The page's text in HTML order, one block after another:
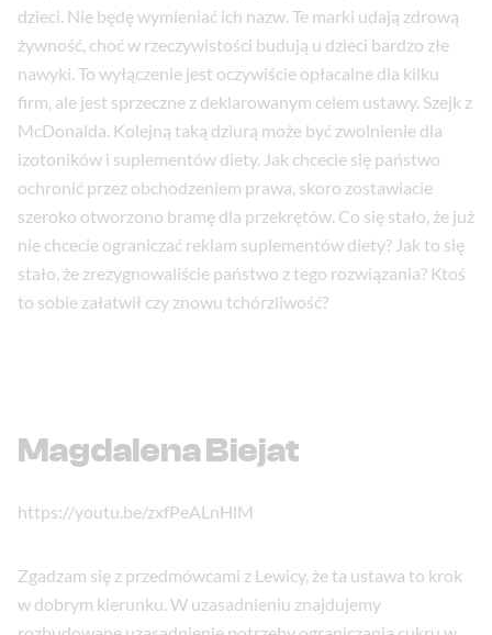
dzieci. Nie będę wymieniać ich nazw. Te marki udają zdrową
żywność, choć w rzeczywistości budują u dzieci bardzo złe
nawyki. To wyłączenie jest oczywiście opłacalne dla kilku
firm, ale jest sprzeczne z deklarowanym celem ustawy. Szejk z
McDonalda. Kolejną taką dziurą może być zwolnienie dla
izotoników i suplementów diety. Jak chcecie się państwo
ochronić przez obchodzeniem prawa, skoro zostawiacie
szeroko otworzono bramę dla przekrętów. Co się stało, że już
nie chcecie ograniczać reklam suplementów diety? Jak to się
stało, że zrezygnowaliście państwo z tego rozwiązania? Ktoś
to sobie załatwił czy znowu tchórzliwość?
Magdalena Biejat
https://youtu.be/zxfPeALnHlM
Zgadzam się z przedmówcami z Lewicy, że ta ustawa to krok
w dobrym kierunku. W uzasadnieniu znajdujemy